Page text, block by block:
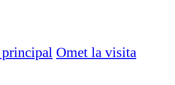
Omet la visita